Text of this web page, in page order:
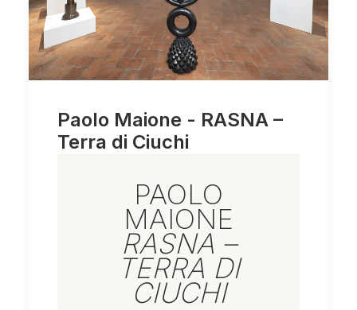
CONTATTI
Paolo Maione - RASNA –
Terra di Ciuchi
PAOLO
MAIONE
RASNA –
TERRA DI
CIUCHI